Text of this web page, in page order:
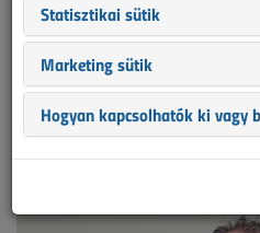
Lantos
501cikk. Lapozó: 1 2
8
9
Statisztikai sütik
Marketing sütik
Hogyan kapcsolhatók ki vagy